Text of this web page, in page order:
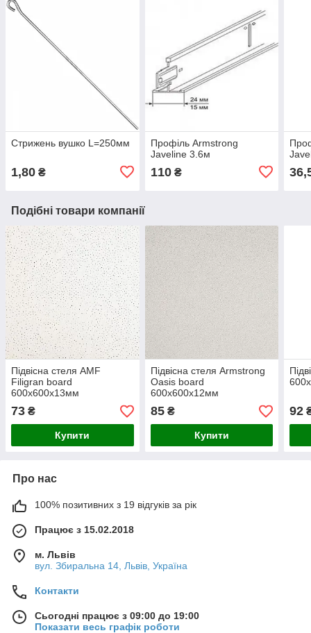
Стрижень вушко L=250мм
1,80 ₴
Профіль Armstrong
Javeline 3.6м
110₴
Подібні товари компанії
Підвісна стеля AMF
Filigran board
600х600х13мм
73 ₴
Купити
Підвісна стеля Armstrong
Oasis board
600х600х12мм
85₴
Купити
92
Про нас
100% позитивних з 19 відгуків за рік
Працює з 15.02.2018
м. Львів
вул. Збиральна 14, Львів, Україна
Контакти
Сьогодні працює з 09:00 до 19:00
Показати весь графік роботи